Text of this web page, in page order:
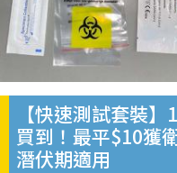
【快速測試套裝
買到！最平$10獲
潛伏期適用